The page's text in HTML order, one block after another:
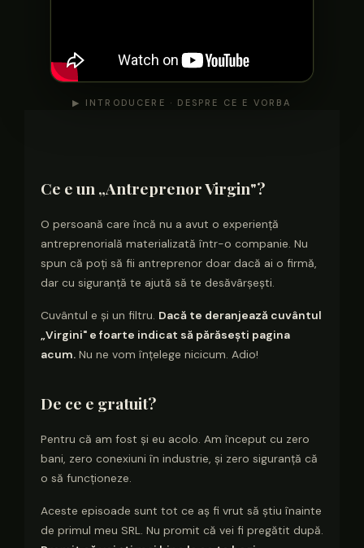
▶ INTRODUCERE · DESPRE CE E VORBA
Ce e un „Antreprenor Virgin"?
O persoană care încă nu a avut o experiență
antreprenorială materializată într-o companie. Nu
spun că poți să fii antreprenor doar dacă ai o firmă,
dar cu siguranță te ajută să te desăvârșești.
Cuvântul e și un filtru. Dacă te deranjează cuvântul
„Virgini" e foarte indicat să părăsești pagina
acum. Nu ne vom înțelege nicicum. Adio!
De ce e gratuit?
Pentru că am fost și eu acolo. Am început cu zero
bani, zero conexiuni în industrie, și zero siguranță că
o să funcționeze.
Aceste episoade sunt tot ce aș fi vrut să știu înainte
de primul meu SRL. Nu promit că vei fi pregătit după.